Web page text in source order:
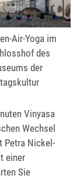
Air-Yoga im
des
der
Vinyasa
Wechsel
Petra Nickel-
einer
Sie